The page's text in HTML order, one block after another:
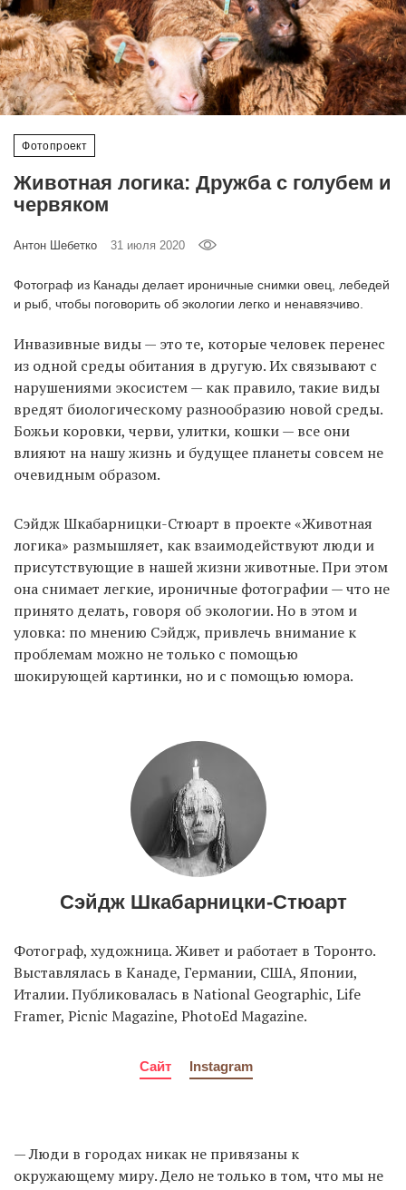
EN
UA
Фотопроект
Животная логика: Дружба с голубем и
червяком
Антон Шебетко 31 июля 2020
Фотограф из Канады делает ироничные снимки овец, лебедей
и рыб, чтобы поговорить об экологии легко и ненавязчиво.
Инвазивные виды — это те, которые человек перенес
из одной среды обитания в другую. Их связывают с
нарушениями экосистем — как правило, такие виды
вредят биологическому разнообразию новой среды.
Божьи коровки, черви, улитки, кошки — все они
влияют на нашу жизнь и будущее планеты совсем не
очевидным образом.
Сэйдж Шкабарницки-Стюарт в проекте «Животная
логика» размышляет, как взаимодействуют люди и
присутствующие в нашей жизни животные. При этом
она снимает легкие, ироничные фотографии — что не
принято делать, говоря об экологии. Но в этом и
уловка: по мнению Сэйдж, привлечь внимание к
проблемам можно не только с помощью
шокирующей картинки, но и с помощью юмора.
Сэйдж Шкабарницки-Стюарт
Фотограф, художница. Живет и работает в Торонто.
Выставлялась в Канаде, Германии, США, Японии,
Италии. Публиковалась в National Geographic, Life
Framer, Picnic Magazine, PhotoEd Magazine.
Сайт Instagram
— Люди в городах никак не привязаны к
окружающему миру. Дело не только в том, что мы не